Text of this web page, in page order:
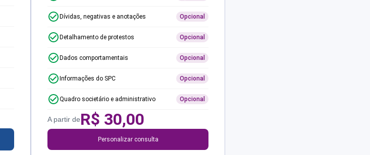
Dívidas, negativas e anotações Opcional
Detalhamento de protestos Opcional
Dados comportamentais Opcional
Informações do SPC Opcional
Quadro societário e administrativo Opcional
A partir deR$ 30,00
Personalizar consulta